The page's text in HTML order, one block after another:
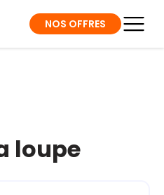
NOS OFFRES
loupe